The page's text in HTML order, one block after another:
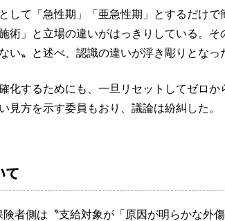
して「急性期」「亜急性期」とするだけ
術」と立場の違いがはっきりしている。
〟と述べ、認識の違いが浮き彫りとなっ
化するためにも、一旦リセットしてゼロ
方を示す委員もおり、議論は紛糾した。
て
者側は〝支給対象が「原因が明らかな外